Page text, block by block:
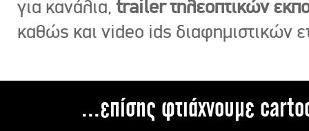
για κανάλια, trailer τηλεοπτικών
καθώς και video ids διαφημιστικών
...επίσης φτιάχνουμε